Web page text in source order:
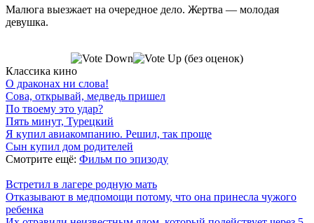
Малюга выезжает на очередное дело. Жертва — молодая
девушка.
(без оценок)
Классика кино
О драконах ни слова!
Сова, открывай, медведь пришел
По твоему это удар?
Пять минут, Турецкий
Я купил авиакомпанию. Решил, так проще
Сын купил дом родителей
Смотрите ещё: Фильм по эпизоду
Встретил в лагере родную мать
Отказывают в медпомощи потому, что она принесла чужого
ребенка